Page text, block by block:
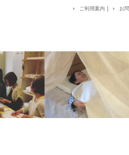
ご利用案内 ｜ お